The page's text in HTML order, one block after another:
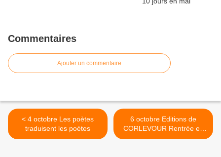
Commentaires
Ajouter un commentaire
< 4 octobre Les poètes
traduisent les poètes
6 octobre Editions de
CORLEVOUR Rentrée en
POESIE >